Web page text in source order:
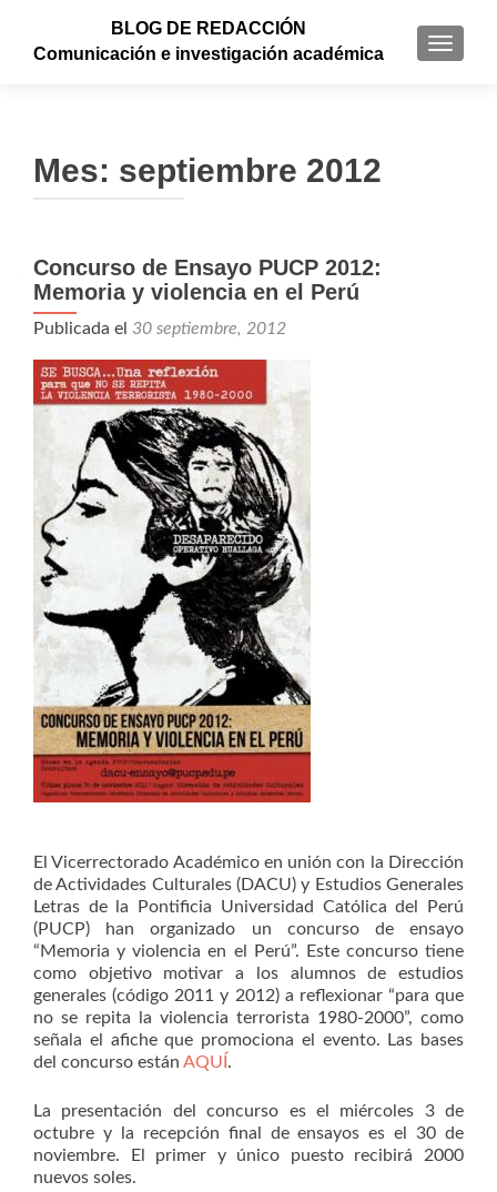
BLOG DE REDACCIÓN
Comunicación e investigación académica
Mes: septiembre 2012
Concurso de Ensayo PUCP 2012:
Memoria y violencia en el Perú
Publicada el 30 septiembre, 2012
El Vicerrectorado Académico en unión con la Dirección
de Actividades Culturales (DACU) y Estudios Generales
Letras de la Pontificia Universidad Católica del Perú
(PUCP) han organizado un concurso de ensayo
“Memoria y violencia en el Perú”. Este concurso tiene
como objetivo motivar a los alumnos de estudios
generales (código 2011 y 2012) a reflexionar “para que
no se repita la violencia terrorista 1980-2000”, como
señala el afiche que promociona el evento. Las bases
del concurso están AQUÍ .
La presentación del concurso es el miércoles 3 de
octubre y la recepción final de ensayos es el 30 de
noviembre. El primer y único puesto recibirá 2000
nuevos soles.